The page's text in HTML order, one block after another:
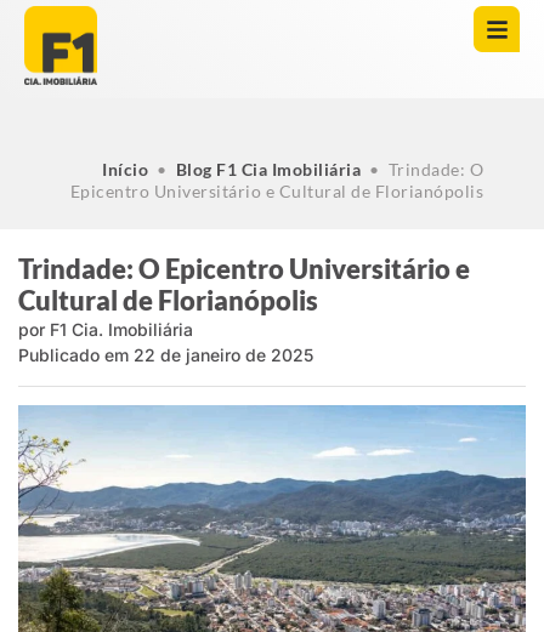
Início • Blog F1 Cia Imobiliária • Trindade: O
Epicentro Universitário e Cultural de Florianópolis
Trindade: O Epicentro Universitário e
Cultural de Florianópolis
por F1 Cia. Imobiliária
Publicado em 22 de janeiro de 2025